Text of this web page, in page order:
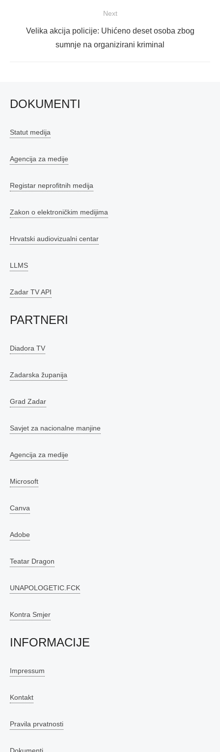
Next
NextVelika akcija policije: Uhićeno deset osoba zbog
sumnje na organizirani kriminal
DOKUMENTI
Statut medija
Agencija za medije
Registar neprofitnih medija
Zakon o elektroničkim medijima
Hrvatski audiovizualni centar
LLMS
Zadar TV API
PARTNERI
Diadora TV
Zadarska županija
Grad Zadar
Savjet za nacionalne manjine
Agencija za medije
Microsoft
Canva
Adobe
Teatar Dragon
UNAPOLOGETIC.FCK
Kontra Smjer
INFORMACIJE
Impressum
Kontakt
Pravila prvatnosti
Dokumenti